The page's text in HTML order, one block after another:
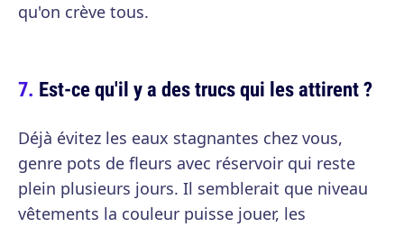
qu'on crève tous.
Est-ce qu'il y a des trucs qui les attirent ?
Déjà évitez les eaux stagnantes chez vous,
genre pots de fleurs avec réservoir qui reste
plein plusieurs jours. Il semblerait que niveau
vêtements la couleur puisse jouer, les